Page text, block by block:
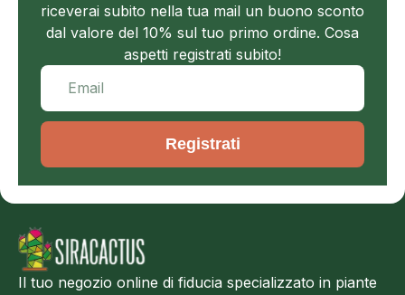
riceverai subito nella tua mail un buono sconto
dal valore del 10% sul tuo primo ordine. Cosa
aspetti registrati subito!
Registrati
Il tuo negozio online di fiducia specializzato in piante